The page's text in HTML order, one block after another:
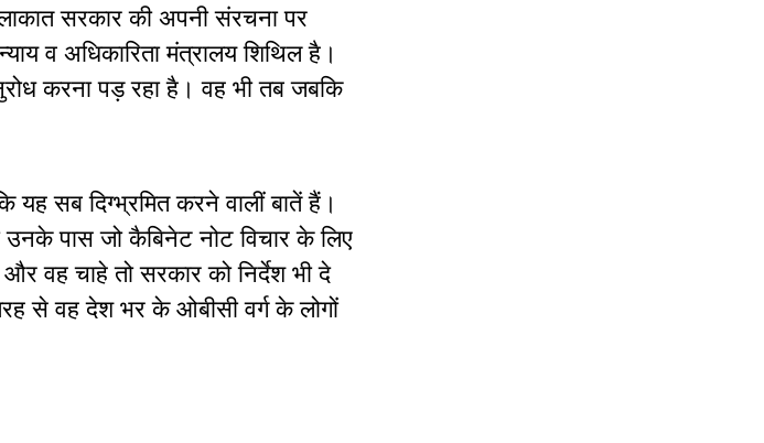
सरकार की अपनी संरचना पर
व अधिकारिता मंत्रालय शिथिल है।
करना पड़ रहा है। वह भी तब जबकि
सब दिग्भ्रमित करने वालीं बातें हैं।
पास जो कैबिनेट नोट विचार के लिए
वह चाहे तो सरकार को निर्देश भी दे
से वह देश भर के ओबीसी वर्ग के लोगों